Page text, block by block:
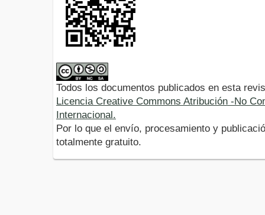
Todos los documentos publicados en esta
Licencia Creative Commons Atribución -No
Internacional.
Por lo que el envío, procesamiento y
totalmente gratuito.